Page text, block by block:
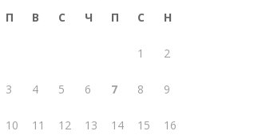
П В С Ч П С Н
1 2
3 4 5 6 7 8 9
10 11 12 13 14 15 16